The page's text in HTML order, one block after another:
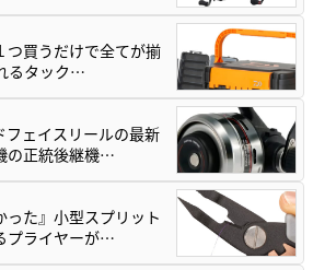
つ買うだけで全てが揃
るタック…
フェイスリールの最新
の正統後継機…
った』小型スプリット
プライヤーが…